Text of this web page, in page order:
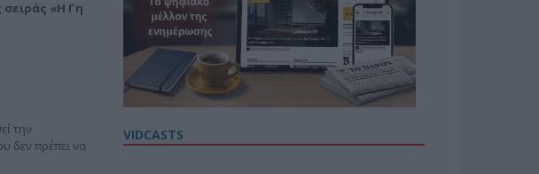
σειράς «Η Γη
την
δεν πρέπει να
VIDCASTS